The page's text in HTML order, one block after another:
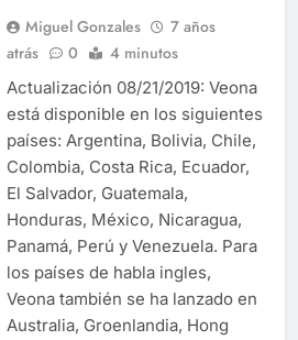
Miguel Gonzales
7 años
atrás
0 4 minutos
Actualización 08/21/2019: Veona
está disponible en los siguientes
países: Argentina, Bolivia, Chile,
Colombia, Costa Rica, Ecuador,
El Salvador, Guatemala,
Honduras, México, Nicaragua,
Panamá, Perú y Venezuela. Para
los países de habla ingles,
Veona también se ha lanzado en
Australia, Groenlandia, Hong